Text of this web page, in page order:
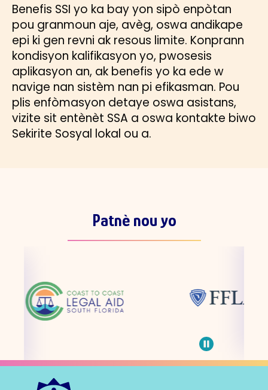
Benefis SSI yo ka bay yon sipò enpòtan
pou granmoun aje, avèg, oswa andikape
epi ki gen revni ak resous limite. Konprann
kondisyon kalifikasyon yo, pwosesis
aplikasyon an, ak benefis yo ka ede w
navige nan sistèm nan pi efikasman. Pou
plis enfòmasyon detaye oswa asistans,
vizite sit entènèt SSA a oswa kontakte biwo
Sekirite Sosyal lokal ou a.
Patnè nou yo
Pause
carousel